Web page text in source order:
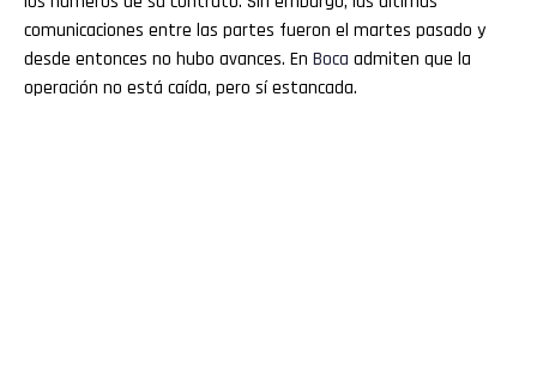
comunicaciones entre las partes fueron el martes pasado y
desde entonces no hubo avances. En Boca admiten que la
operación no está caída, pero sí estancada.